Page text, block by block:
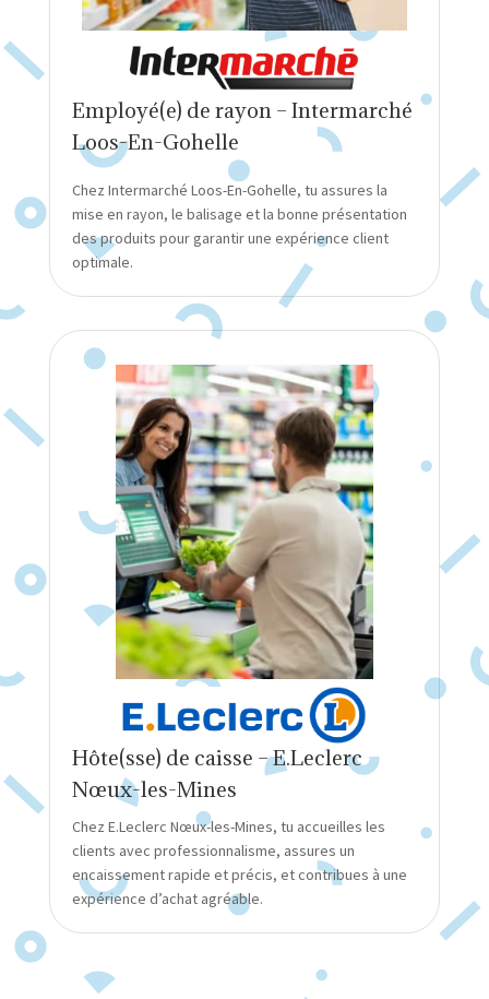
Employé(e) de rayon – Intermarché
Loos-En-Gohelle
Chez Intermarché Loos-En-Gohelle, tu assures la
mise en rayon, le balisage et la bonne présentation
des produits pour garantir une expérience client
optimale.
Hôte(sse) de caisse – E.Leclerc
Nœux-les-Mines
Chez E.Leclerc Nœux-les-Mines, tu accueilles les
clients avec professionnalisme, assures un
encaissement rapide et précis, et contribues à une
expérience d’achat agréable.